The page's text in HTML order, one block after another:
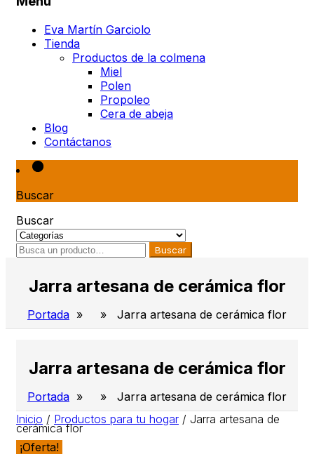
Eva Martín Garciolo
Tienda
Productos de la colmena
Miel
Polen
Propoleo
Cera de abeja
Blog
Contáctanos
Buscar
Buscar
Buscar
Jarra artesana de cerámica flor
Portada » » Jarra artesana de cerámica flor
Jarra artesana de cerámica flor
Portada » » Jarra artesana de cerámica flor
Inicio / Productos para tu hogar / Jarra artesana de
cerámica flor
¡Oferta!